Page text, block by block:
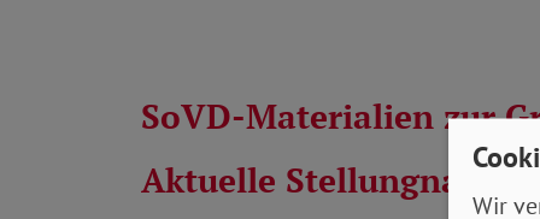
SoVD-Materialien zur
Aktuelle
Wir